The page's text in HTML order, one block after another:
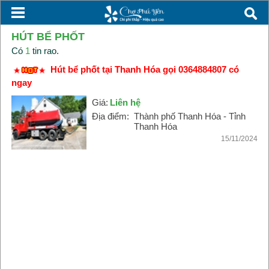
HÚT BỂ PHỐT
Có 1 tin rao.
Hút bể phốt tại Thanh Hóa gọi 0364884807 có
ngay
Giá: Liên hệ
Địa điểm: Thành phố Thanh Hóa - Tỉnh
Thanh Hóa
15/11/2024